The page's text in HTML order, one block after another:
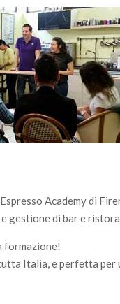
Academy di
gestione di bar e
formazione!
Italia, e perfetta per